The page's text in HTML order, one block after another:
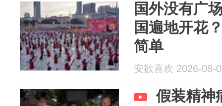
国外没有广
国遍地开花
简单
安欲喜欢 2026-08-
假装精神